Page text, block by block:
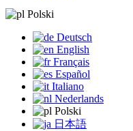
Polski
Deutsch
English
Français
Español
Italiano
Nederlands
Polski
日本語